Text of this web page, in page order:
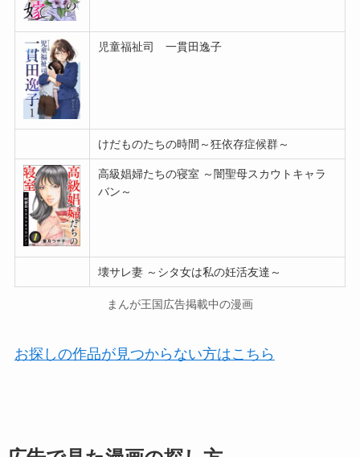
児童福祉司 一貫田逸子
けだものたちの時間～狂依存症候群～
高級娼婦たちの寝室 ～闇聖母スカウトキャラ
バン～
壊サレ妻 ～シタ女は私の妊活友達～
まんが王国広告掲載中の漫画
お探しの作品が見つからない方はこちら